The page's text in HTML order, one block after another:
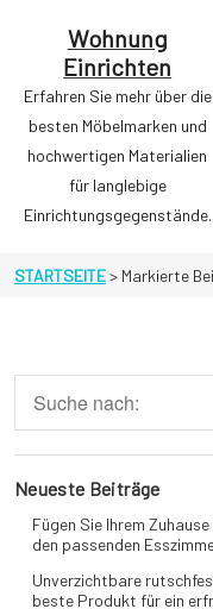
Wohnung
Einrichten
Erfahren Sie mehr über die
besten Möbelmarken und
hochwertigen Materialien
für langlebige
Einrichtungsgegenstände.
STARTSEITE> Markierte
Neueste Beiträge
Fügen Sie Ihrem
den passenden
Unverzichtbare
beste Produkt für ein